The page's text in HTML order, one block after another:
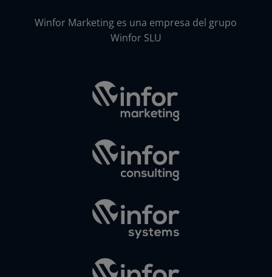
Winfor Marketing es una empresa del grupo
Winfor SLU